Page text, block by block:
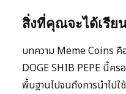
สิ่งที่คุณจะได้เรีย
บทความ Meme Coins คือ
DOGE SHIB PEPE นี้ค
พื้นฐานไปจนถึงการนำไปใ